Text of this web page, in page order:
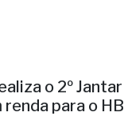
o 2º Jantar
para o HB